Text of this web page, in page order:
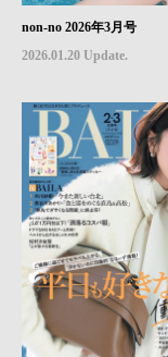
non-no 2026年3月号
2026.01.20 Update.